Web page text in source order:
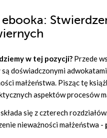
ebooka:
w tej pozycji? Przede
doświadczonymi
małżeństwa. Pisząc tę
aspektów procesów
się z czterech
nieważności małżeństwa -